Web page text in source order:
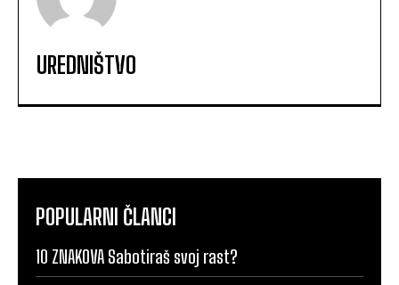
UREDNIŠTVO
POPULARNI ČLANCI
10 ZNAKOVA Sabotiraš svoj rast?